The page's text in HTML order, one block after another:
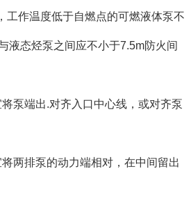
工作温度低于自燃点的可燃液体泵不
液态烃泵之间应不小于7.5m防火间
泵端出.对齐入口中心线，或对齐泵
两排泵的动力端相对，在中间留出